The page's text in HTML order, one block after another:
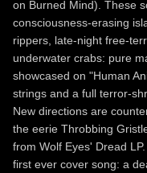
on Burned Mind). These
consciousness-erasing
rippers, late-night free-
underwater crabs: pure
showcased on "Human
strings and a full terror-
New directions are
the eerie Throbbing
from Wolf Eyes' Dread
first ever cover song: a